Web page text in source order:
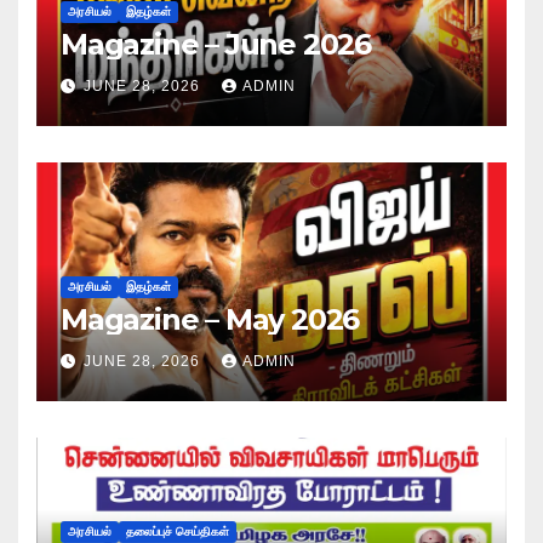
அரசியல் இதழ்கள்
Magazine – June 2026
JUNE 28, 2026 ADMIN
அரசியல் இதழ்கள்
Magazine – May 2026
JUNE 28, 2026 ADMIN
அரசியல் தலைப்புச் செய்திகள்